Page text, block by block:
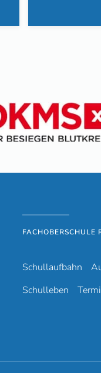
FACHOBERSCHULE
Schullaufbahn
Schulleben